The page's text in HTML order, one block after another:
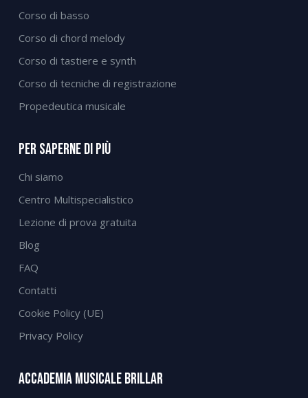
Corso di basso
Corso di chord melody
Corso di tastiere e synth
Corso di tecniche di registrazione
Propedeutica musicale
Per Saperne Di Più
Chi siamo
Centro Multispecialistico
Lezione di prova gratuita
Blog
FAQ
Contatti
Cookie Policy (UE)
Privacy Policy
Accademia Musicale Brillar